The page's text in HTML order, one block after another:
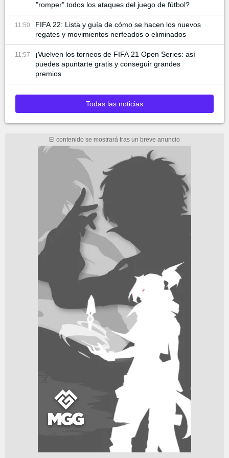
"romper" todos los ataques del juego de fútbol?
11:50
FIFA 22: Lista y guía de cómo se hacen los nuevos
regates y movimientos nerfeados o eliminados
11:57
¡Vuelven los torneos de FIFA 21 Open Series: así
puedes apuntarte gratis y conseguir grandes
premios
Todas las noticias